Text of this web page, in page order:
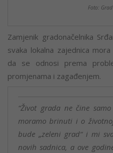
Foto:
Zamjenik gradonačelnika
svaka lokalna zajednica
da se odnosi prema
promjenama i zagađenjem.
“Život grada ne čine
moramo brinuti i o
bude „zeleni grad“ i mi
novih sadnica, a ove